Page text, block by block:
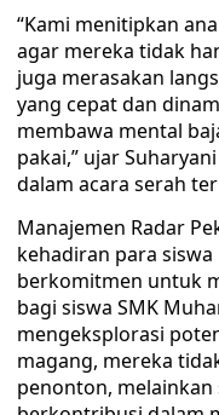
“Kami menitipkan
agar mereka tidak
juga merasakan
yang cepat dan
membawa mental
pakai,” ujar
dalam acara serah
Manajemen Radar
kehadiran para
berkomitmen untuk
bagi siswa SMK
mengeksplorasi
magang, mereka
penonton,